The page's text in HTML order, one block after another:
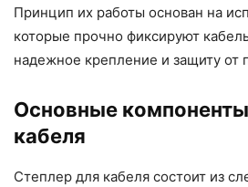
Принцип их работы основан на
которые прочно фиксируют
надежное крепление и защиту от
Основные
кабеля
Степлер для кабеля состоит из